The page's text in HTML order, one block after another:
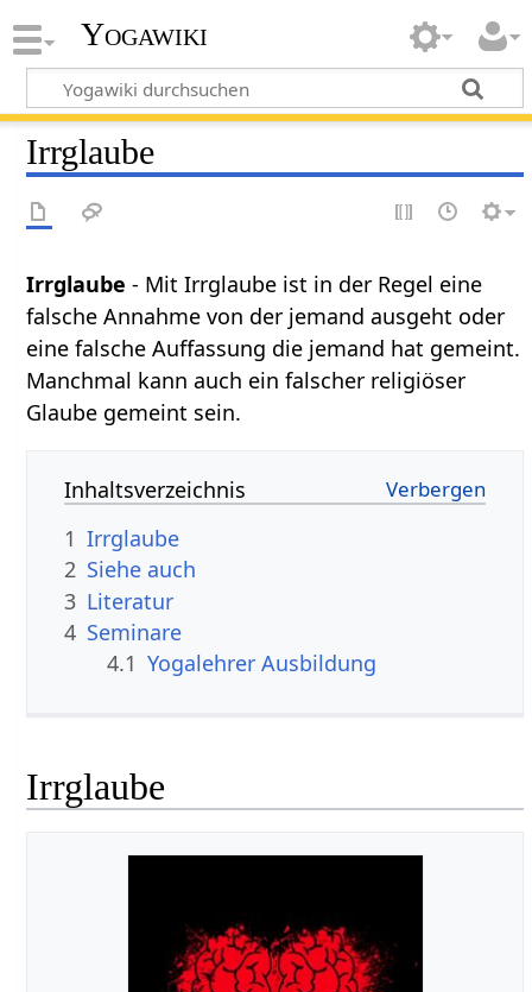
Yogawiki
Irrglaube
Irrglaube - Mit Irrglaube ist in der Regel eine
falsche Annahme von der jemand ausgeht oder
eine falsche Auffassung die jemand hat gemeint.
Manchmal kann auch ein falscher religiöser
Glaube gemeint sein.
Inhaltsverzeichnis
1 Irrglaube
2 Siehe auch
3 Literatur
4 Seminare
4.1 Yogalehrer Ausbildung
Irrglaube